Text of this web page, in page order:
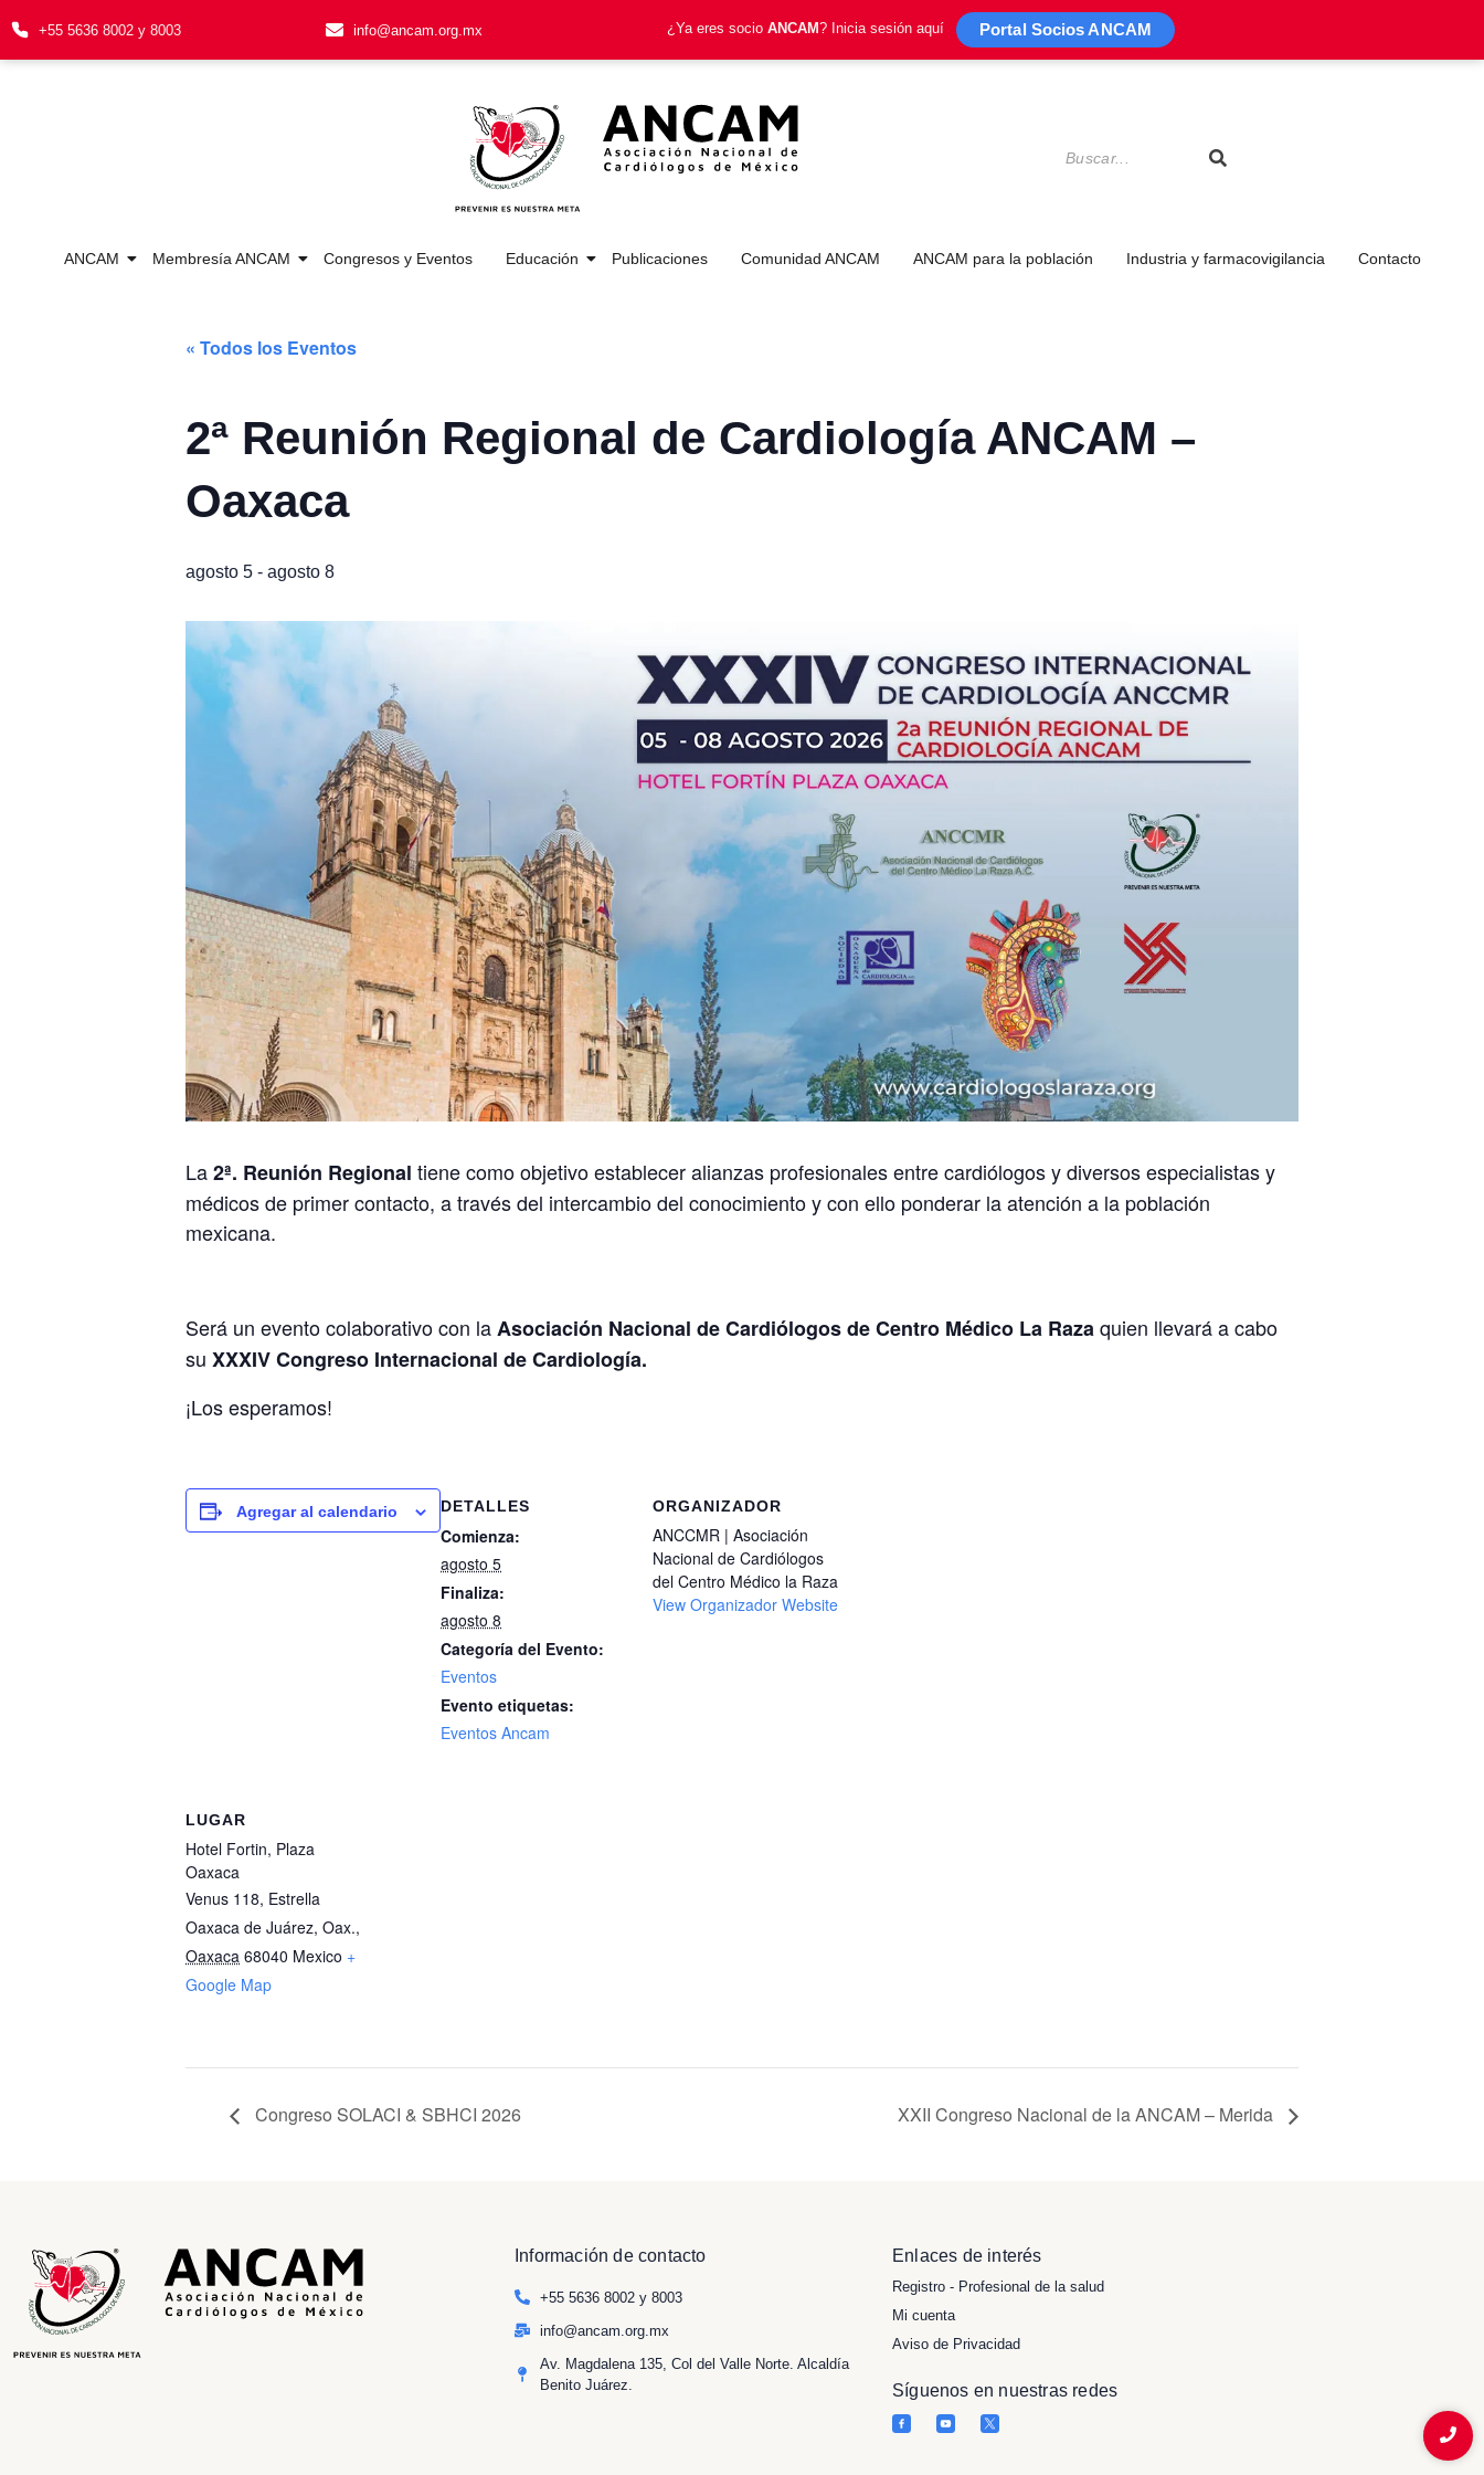
+55 5636 8002 y 8003 info@ancam.org.mx ¿Ya eres socio ANCAM? Inicia sesión aquí Portal Socios ANCAM
ANCAM Membresía ANCAM Congresos y Eventos Educación Publicaciones Comunidad ANCAM ANCAM para la población Industria y farmacovigilancia Contacto
« Todos los Eventos
2ª Reunión Regional de Cardiología ANCAM –
Oaxaca
agosto 5 - agosto 8
La2ª. Reunión Regional tiene como objetivo establecer alianzas profesionales entre cardiólogos y diversos especialistas y
médicos de primer contacto, a través del intercambio del conocimiento y con ello ponderar la atención a la población
mexicana.
Será un evento colaborativo con laAsociación Nacional de Cardiólogos de Centro Médico La Razaquien llevará a cabo
su XXXIV Congreso Internacional de Cardiología.
¡Los esperamos!
Agregar al calendario DETALLES
Comienza:
agosto 5
Finaliza:
agosto 8
Categoría del Evento:
Eventos
Evento etiquetas:
Eventos Ancam
ORGANIZADOR
ANCCMR | Asociación
Nacional de Cardiólogos
del Centro Médico la Raza
View Organizador Website
LUGAR
Hotel Fortin, Plaza
Oaxaca
Venus 118, Estrella
Oaxaca de Juárez, Oax.,
Oaxaca 68040 Mexico +
Google Map
Congreso SOLACI & SBHCI 2026 XXII Congreso Nacional de la ANCAM – Merida
Información de contacto
+55 5636 8002 y 8003
info@ancam.org.mx
Av. Magdalena 135, Col del Valle Norte. Alcaldía
Benito Juárez.
Enlaces de interés
Registro - Profesional de la salud
Mi cuenta
Aviso de Privacidad
Síguenos en nuestras redes